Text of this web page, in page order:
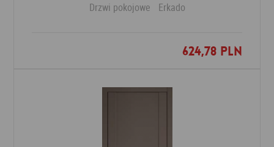
Drzwi pokojowe Erkado
624,78 PLN
Dodaj do ulubionych